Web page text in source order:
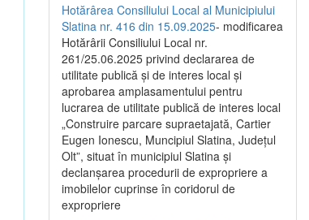
Hotărârea Consiliului Local al Municipiului
Slatina nr. 416 din 15.09.2025- modificarea
Hotărârii Consiliului Local nr.
261/25.06.2025 privind declararea de
utilitate publică și de interes local și
aprobarea amplasamentului pentru
lucrarea de utilitate publică de interes local
„Construire parcare supraetajată, Cartier
Eugen Ionescu, Muncipiul Slatina, Județul
Olt”, situat în municipiul Slatina și
declanșarea procedurii de expropriere a
imobilelor cuprinse în coridorul de
expropriere